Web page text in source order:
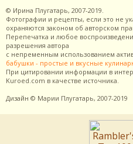
© Ирина Плугатарь, 2007-2019.
Фотографии и рецепты, если это не
охраняются законом об авторском
Перепечатка и любое
разрешения автора
с непременным использованием
бабушки - простые и вкусные
При цитировании информации в
Kuroed.com в качестве источника.
Дизайн © Марии Плугатарь, 2007-2019